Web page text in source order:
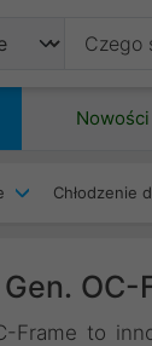
Nowości
Chłodzenie
OC-
Frame to